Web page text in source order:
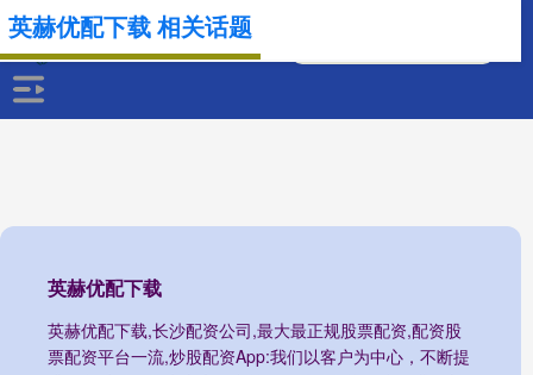
英赫优配下载
英赫优配下载,长沙配资公司,最大最正规股票配资,配资股
票配资平台一流,炒股配资App:我们以客户为中心，不断提
英赫优配下载 相关话题